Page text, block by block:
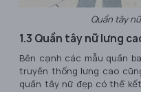
Quần tây
1.3 Quần tây nữ lưng
Bên cạnh các mẫu quần
truyền thống lưng cao
quần tây nữ đẹp có thể